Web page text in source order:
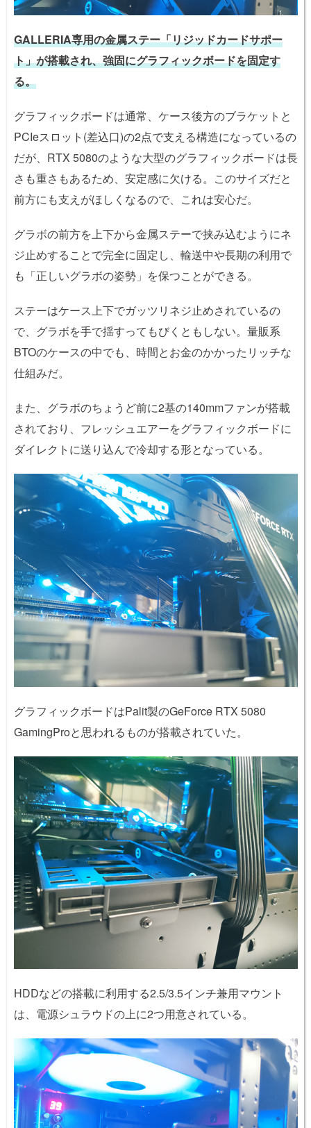
GALLERIA専用の金属ステー「リジッドカードサポー
ト」が搭載され、強固にグラフィックボードを固定す
る。
グラフィックボードは通常、ケース後方のブラケットと
PCIeスロット(差込口)の2点で支える構造になっているの
だが、RTX 5080のような大型のグラフィックボードは長
さも重さもあるため、安定感に欠ける。このサイズだと
前方にも支えがほしくなるので、これは安心だ。
グラボの前方を上下から金属ステーで挟み込むようにネ
ジ止めすることで完全に固定し、輸送中や長期の利用で
も「正しいグラボの姿勢」を保つことができる。
ステーはケース上下でガッツリネジ止めされているの
で、グラボを手で揺すってもびくともしない。量販系
BTOのケースの中でも、時間とお金のかかったリッチな
仕組みだ。
また、グラボのちょうど前に2基の140mmファンが搭載
されており、フレッシュエアーをグラフィックボードに
ダイレクトに送り込んで冷却する形となっている。
グラフィックボードはPalit製のGeForce RTX 5080
GamingProと思われるものが搭載されていた。
HDDなどの搭載に利用する2.5/3.5インチ兼用マウント
は、電源シュラウドの上に2つ用意されている。